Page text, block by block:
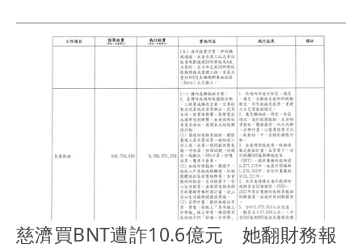
慈濟買BNT遭詐10.6億元 她翻財務報